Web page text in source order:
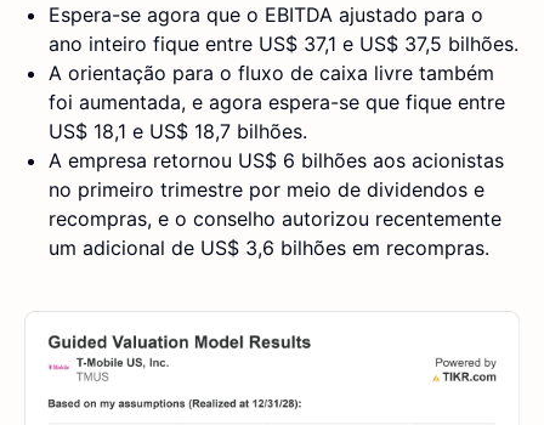
Espera-se agora que o EBITDA ajustado para o
ano inteiro fique entre US$ 37,1 e US$ 37,5 bilhões.
A orientação para o fluxo de caixa livre também
foi aumentada, e agora espera-se que fique entre
US$ 18,1 e US$ 18,7 bilhões.
A empresa retornou US$ 6 bilhões aos acionistas
no primeiro trimestre por meio de dividendos e
recompras, e o conselho autorizou recentemente
um adicional de US$ 3,6 bilhões em recompras.